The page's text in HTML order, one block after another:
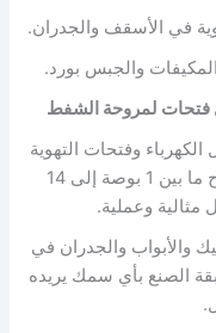
في الأسقف والجدران.
والجبس بورد.
لمروحة الشفط
وفتحات التهوية
والمكيف وغيرها فيما يتراوح ما بين 1 بوصة إلى 14
وعملية.
والأبواب والجدران في
الصنع بأي سمك يريده